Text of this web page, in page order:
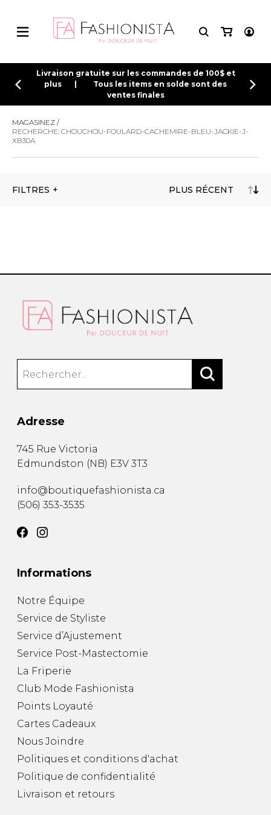
CONNEXION
INSCRIPTION
Livraison gratuite sur les commandes de 100$ et
plus | Tous les items en solde sont des
ventes finales
MAGASINEZ
RECHERCHE: CHOUCHOU-FOULARD-CACHEMIRE-BLEU-JACKIE-J-
XB30A
FILTRES
Adresse
745 Rue Victoria
Edmundston (NB) E3V 3T3
info@boutiquefashionista.ca
(506) 353-3535
Informations
Notre Équipe
Service de Styliste
Service d’Ajustement
Service Post-Mastectomie
La Friperie
Club Mode Fashionista
Points Loyauté
Cartes Cadeaux
Nous Joindre
Politiques et conditions d'achat
Politique de confidentialité
Livraison et retours